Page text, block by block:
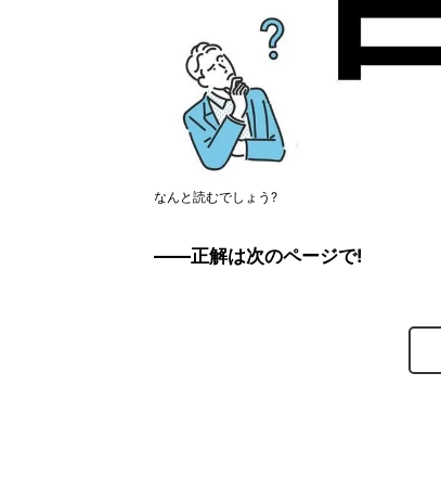
なんと読むでしょう?
――正解は次のページで!